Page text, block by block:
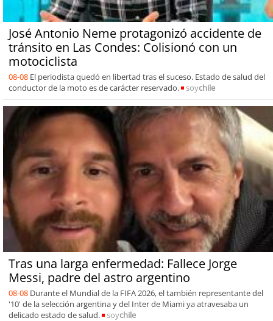
José Antonio Neme protagonizó accidente de
tránsito en Las Condes: Colisionó con un
motociclista
08-08 El periodista quedó en libertad tras el suceso. Estado de salud del
conductor de la moto es de carácter reservado.
soychile
Tras una larga enfermedad: Fallece Jorge
Messi, padre del astro argentino
08-08 Durante el Mundial de la FIFA 2026, el también representante del
'10' de la selección argentina y del Inter de Miami ya atravesaba un
delicado estado de salud.
soychile